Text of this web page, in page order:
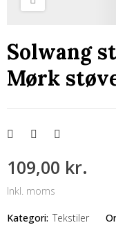
Solwang
Mørk
109,00 kr.
Inkl. moms
Kategori: Tekstiler